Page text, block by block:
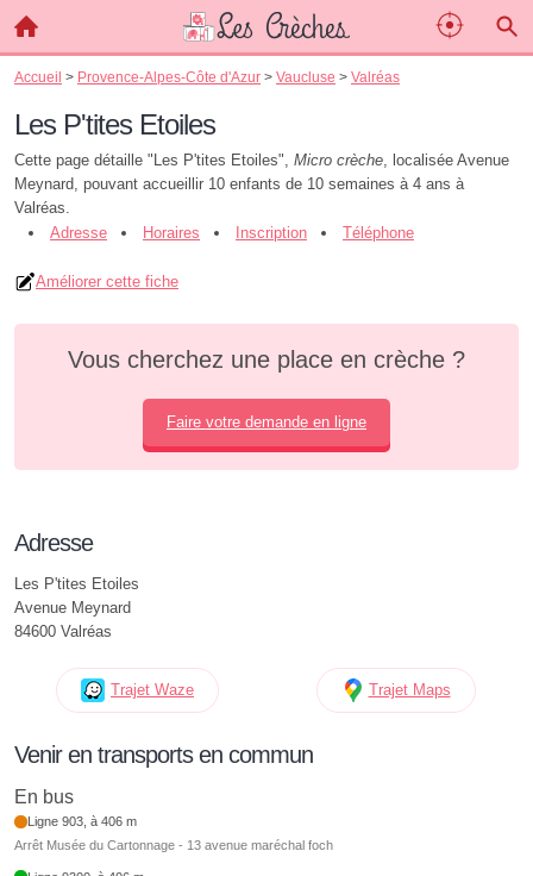
Accueil > Provence-Alpes-Côte d'Azur > Vaucluse > Valréas
Les P'tites Etoiles
Cette page détaille "Les P'tites Etoiles", Micro crèche, localisée Avenue
Meynard, pouvant accueillir 10 enfants de 10 semaines à 4 ans à
Valréas.
Adresse
Horaires Inscription Téléphone
Améliorer cette fiche
Vous cherchez une place en crèche ?
Faire votre demande en ligne
Adresse
Les P'tites Etoiles
Avenue Meynard
84600 Valréas
Trajet Waze Trajet Maps
Venir en transports en commun
En bus
Ligne 903, à 406 m
Arrêt Musée du Cartonnage - 13 avenue maréchal foch